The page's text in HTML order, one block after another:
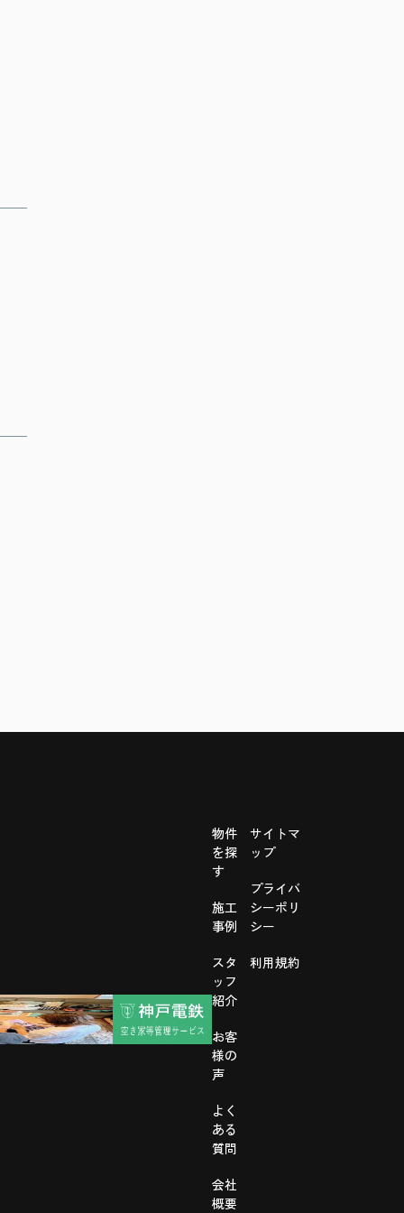
物件
を探
す
施工
事例
スタ
ッフ
紹介
お客
様の
声
よく
ある
質問
会社
概要
サイトマ
ップ
プライバ
シーポリ
シー
利用規約